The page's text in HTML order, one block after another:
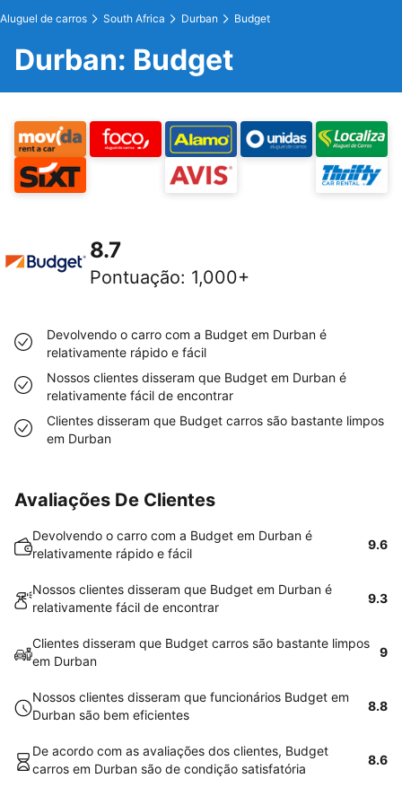
Aluguel de carros South Africa Durban Budget
Durban: Budget
8.7
Pontuação: 1,000+
Devolvendo o carro com a Budget em Durban é
relativamente rápido e fácil
Nossos clientes disseram que Budget em Durban é
relativamente fácil de encontrar
Clientes disseram que Budget carros são bastante limpos
em Durban
Avaliações De Clientes
Devolvendo o carro com a Budget em Durban é
relativamente rápido e fácil
9.6
Nossos clientes disseram que Budget em Durban é
relativamente fácil de encontrar
9.3
Clientes disseram que Budget carros são bastante limpos
em Durban
9
Nossos clientes disseram que funcionários Budget em
Durban são bem eficientes
8.8
De acordo com as avaliações dos clientes, Budget
carros em Durban são de condição satisfatória
8.6